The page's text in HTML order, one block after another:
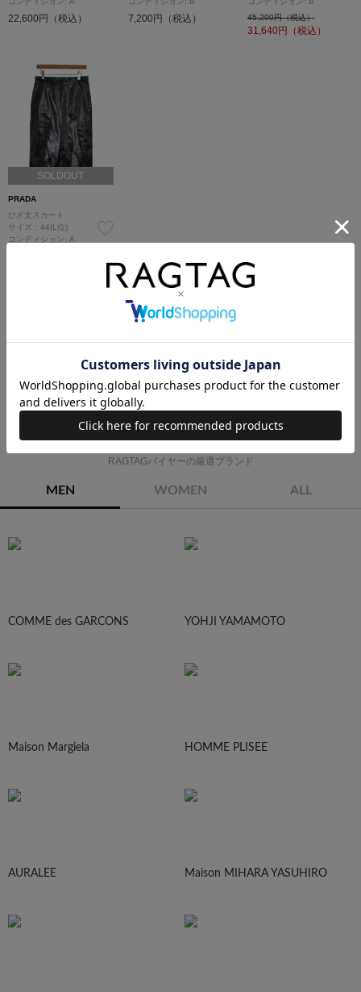
22,600円（税込） 7,200円（税込）
45,200円（税込）
31,640円（税込）
SOLDOUT
PRADA
ひざ丈スカート
サイズ：44(L位)
コンディション: A
PRADAの他のカテゴリから探す
スカート
ワンピース ブルゾン 帽子
PICK UP BRAND
RAGTAGバイヤーの厳選ブランド
MEN WOMEN ALL
COMME des GARCONS YOHJI YAMAMOTO
Maison Margiela HOMME PLISEE
AURALEE Maison MIHARA YASUHIRO